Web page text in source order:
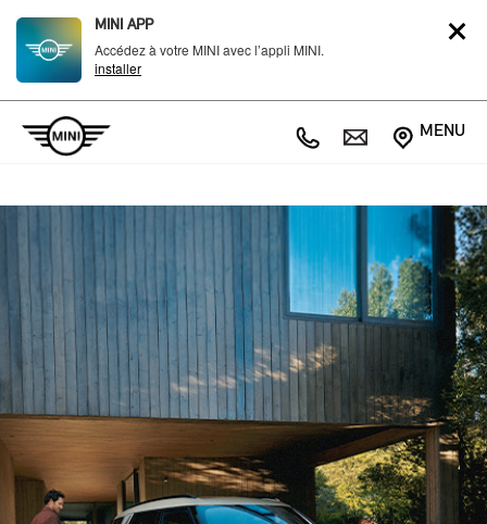
MINI APP
Accédez à votre MINI avec l’appli MINI.
installer
MENU